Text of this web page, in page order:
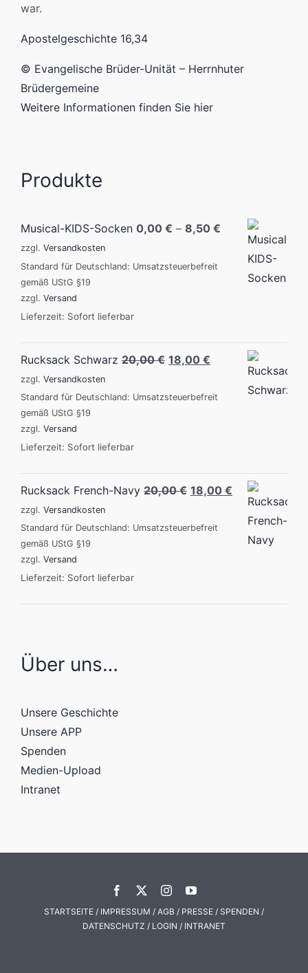
war.
Apostelgeschichte 16,34
© Evangelische Brüder-Unität – Herrnhuter
Brüdergemeine
Weitere Informationen finden Sie hier
Produkte
Musical-KIDS-Socken 0,00 € – 8,50 €
zzgl. Versandkosten
Standard für Deutschland: Umsatzsteuerbefreit
gemäß UStG §19
zzgl. Versand
Lieferzeit: Sofort lieferbar
Rucksack Schwarz 20,00€ Original
was:
18,00 €Current
is:
zzgl. Versandkosten
Standard für Deutschland: Umsatzsteuerbefreit
gemäß UStG §19
zzgl. Versand
Lieferzeit: Sofort lieferbar
Rucksack French-Navy 20,00€ Original
was:
18,00 €Current
price
18,00 €.
zzgl. Versandkosten
Standard für Deutschland: Umsatzsteuerbefreit
gemäß UStG §19
zzgl. Versand
Lieferzeit: Sofort lieferbar
Über uns…
Unsere Geschichte
Unsere APP
Spenden
Medien-Upload
Intranet
STARTSEITE / IMPRESSUM / AGB / PRESSE / SPENDEN /
DATENSCHUTZ / LOGIN / INTRANET